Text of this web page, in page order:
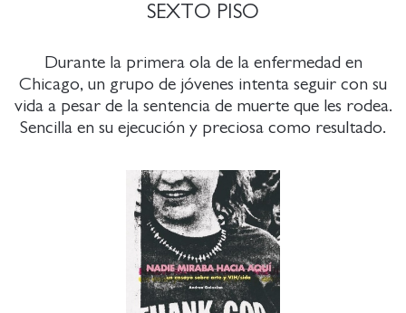
SEXTO PISO
Durante la primera ola de la enfermedad en
Chicago, un grupo de jóvenes intenta seguir con su
vida a pesar de la sentencia de muerte que les rodea.
Sencilla en su ejecución y preciosa como resultado.